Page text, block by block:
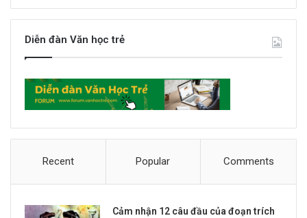
Diễn đàn Văn học trẻ
Recent Popular Comments
Cảm nhận 12 câu đầu của đoạn trích